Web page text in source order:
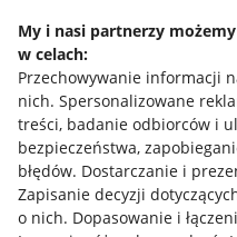
My i nasi partnerzy
w celach:
Przechowywanie informacji
nich. Spersonalizowane
treści, badanie odbiorców i
bezpieczeństwa,
błędów. Dostarczanie i
Zapisanie decyzji
o nich. Dopasowanie i
Allegro Gadane dla
Allegro Gadane dla
Mapa miejscowości
Informacje prawne